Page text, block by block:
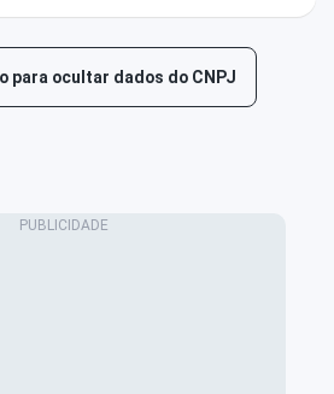
para ocultar dados do CNPJ